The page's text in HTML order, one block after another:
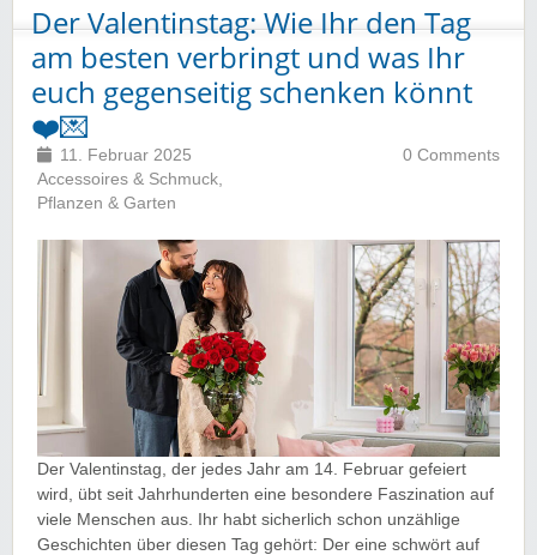
Der Valentinstag: Wie Ihr den Tag
am besten verbringt und was Ihr
euch gegenseitig schenken könnt
❤️💌
11. Februar 2025
Accessoires & Schmuck
Pflanzen & Garten
0 Comments
Der Valentinstag, der jedes Jahr am 14. Februar gefeiert
wird, übt seit Jahrhunderten eine besondere Faszination auf
viele Menschen aus. Ihr habt sicherlich schon unzählige
Geschichten über diesen Tag gehört: Der eine schwört auf